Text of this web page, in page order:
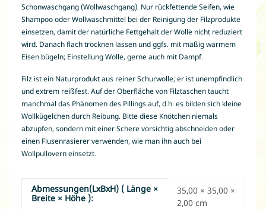
Schonwaschgang (Wollwaschgang). Nur rückfettende Seifen, wie
Shampoo oder Wollwaschmittel bei der Reinigung der Filzprodukte
einsetzen, damit der natürliche Fettgehalt der Wolle nicht reduziert
wird. Danach flach trocknen lassen und ggfs. mit mäßig warmem
Eisen bügeln; Einstellung Wolle, gerne auch mit Dampf.
Filz ist ein Naturprodukt aus reiner Schurwolle; er ist unempfindlich
und extrem reißfest. Auf der Oberfläche von Filztaschen taucht
manchmal das Phänomen des Pillings auf, d.h. es bilden sich kleine
Wollkügelchen durch Reibung. Bitte diese Knötchen niemals
abzupfen, sondern mit einer Schere vorsichtig abschneiden oder
einen Flusenrasierer verwenden, wie man ihn auch bei
Wollpullovern einsetzt.
Produkteigenschaft
Wert
Abmessungen(LxBxH) ( Länge ×
Breite × Höhe ):
35,00 × 35,00 ×
2,00 cm